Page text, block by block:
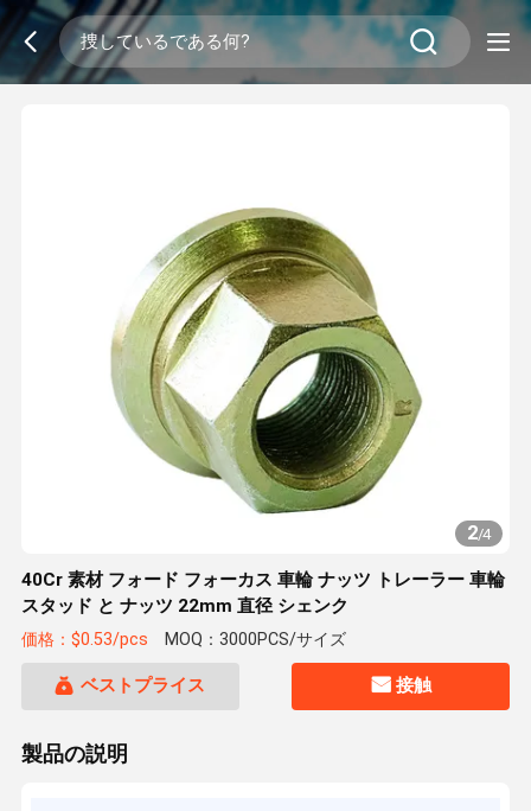
2/4
40Cr 素材 フォード フォーカス 車輪 ナッツ トレーラー 車輪
スタッド と ナッツ 22mm 直径 シェンク
価格：$0.53/pcs MOQ：3000PCS/サイズ
ベストプライス 接触
製品の説明